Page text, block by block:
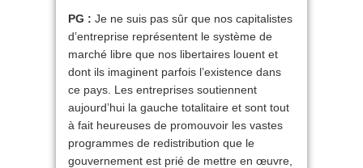
PG : Je ne suis pas sûr que nos capitalistes
d’entreprise représentent le système de
marché libre que nos libertaires louent et
dont ils imaginent parfois l’existence dans
ce pays. Les entreprises soutiennent
aujourd’hui la gauche totalitaire et sont tout
à fait heureuses de promouvoir les vastes
programmes de redistribution que le
gouvernement est prié de mettre en œuvre,